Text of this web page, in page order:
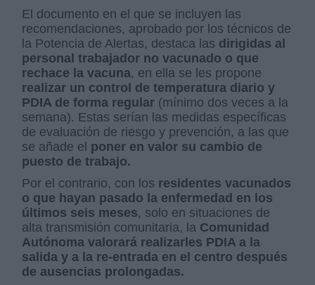
El documento en el que se incluyen las
recomendaciones, aprobado por los técnicos de
la Potencia de Alertas, destaca las dirigidas al
personal trabajador no vacunado o que
rechace la vacuna, en ella se les propone
realizar un control de temperatura diario y
PDIA de forma regular (mínimo dos veces a la
semana). Estas serían las medidas específicas
de evaluación de riesgo y prevención, a las que
se añade el poner en valor su cambio de
puesto de trabajo.
Por el contrario, con los residentes vacunados
o que hayan pasado la enfermedad en los
últimos seis meses, solo en situaciones de
alta transmisión comunitaria, la Comunidad
Autónoma valorará realizarles PDIA a la
salida y a la re-entrada en el centro después
de ausencias prolongadas.